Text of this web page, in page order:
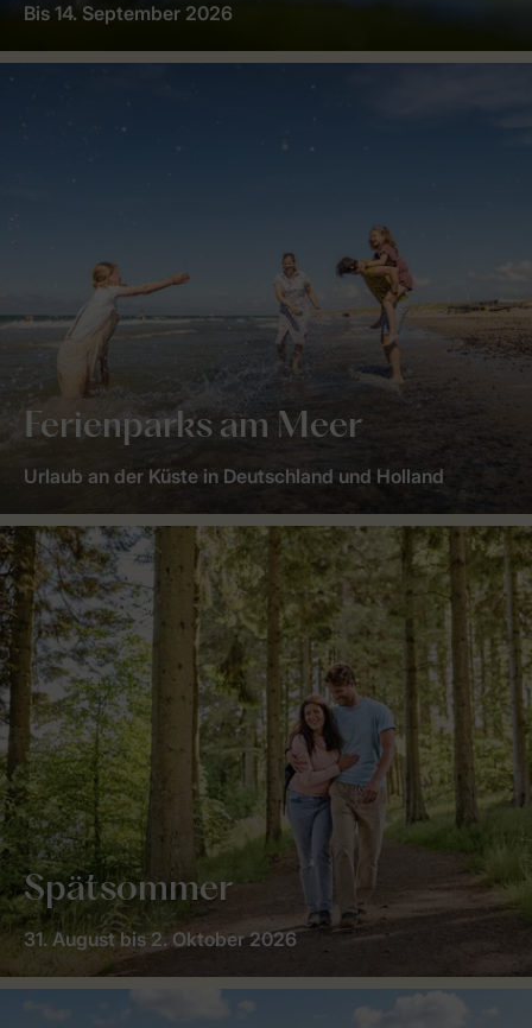
Bis 14. September 2026
Ferienparks am Meer
Urlaub an der Küste in Deutschland und Holland
Spätsommer
31. August bis 2. Oktober 2026